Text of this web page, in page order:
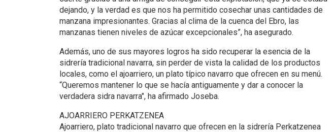
dejando, y la verdad es que nos ha permitido cosechar unas cantidades de
manzana impresionantes. Gracias al clima de la cuenca del Ebro, las
manzanas tienen niveles de azúcar excepcionales”, ha asegurado.
Además, uno de sus mayores logros ha sido recuperar la esencia de la
sidrería tradicional navarra, sin perder de vista la calidad de los productos
locales, como el ajoarriero, un plato típico navarro que ofrecen en su menú.
“Queremos mantener lo que se hacía antiguamente y dar a conocer la
verdadera sidra navarra", ha afirmado Joseba.
AJOARRIERO PERKATZENEA
Ajoarriero, plato tradicional navarro que ofrecen en la sidrería Perkatzenea